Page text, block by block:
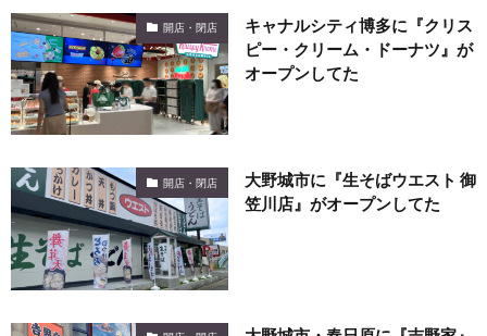
開店・閉店
キャナルシティ博多に『クリス
ピー・クリーム・ドーナツ』が
オープンしてた
開店・閉店
大野城市に『生そばウエスト 御
笠川店』がオープンしてた